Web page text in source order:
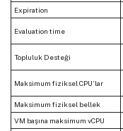
Expiration
Evaluation time
Topluluk Desteği
Maksimum fiziksel CPU’lar
Maksimum fiziksel bellek
VM başına maksimum vCPU